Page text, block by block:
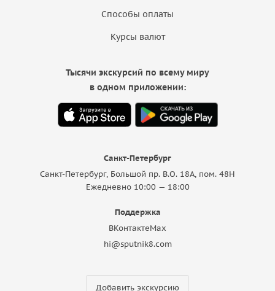
Способы оплаты
Курсы валют
Санкт-Петербург
Санкт-Петербург, Большой пр. В.О. 18A, пом. 48Н
Ежедневно 10:00 — 18:00
Поддержка
ВКонтактеMax
hi@sputnik8.com
Добавить экскурсию
Тысячи экскурсий по всему миру
в одном приложении: